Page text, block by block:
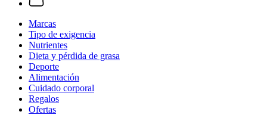
Marcas
Tipo de exigencia
Nutrientes
Dieta y pérdida de grasa
Deporte
Alimentación
Cuidado corporal
Regalos
Ofertas